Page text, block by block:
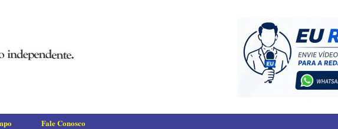
Fale Conosco